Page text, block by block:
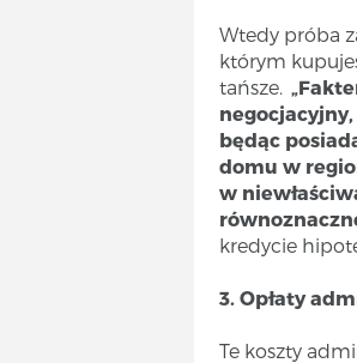
Wtedy próba
którym
tańsze. „
będąc
domu w
w
kredycie
3. Opłaty
Te koszty